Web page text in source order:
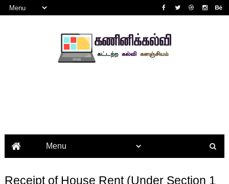
Receipt of House Rent (Under Section 1